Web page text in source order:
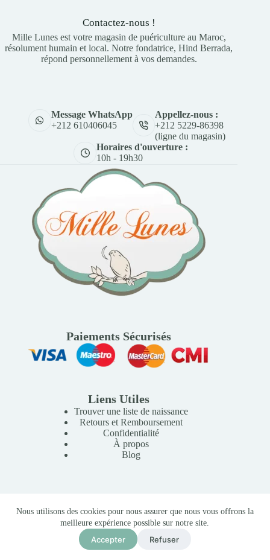
Nous utilisons des cookies pour nous assurer que nous vous offrons la
meilleure expérience possible sur notre site.
Accepter Refuser
Contactez-nous !
Mille Lunes est votre magasin de puériculture au Maroc,
résolument humain et local. Notre fondatrice, Hind Berrada,
répond personnellement à vos demandes.
Message WhatsApp
+212 610406045
Appellez-nous :
+212 5229-86398
(ligne du magasin)
Horaires d'ouverture :
10h - 19h30
Paiements Sécurisés
Liens Utiles
Trouver une liste de naissance
Retours et Remboursement
Confidentialité
À propos
Blog
Copyright © 2026 Mille Lunes - Création du site :
Baptiste
-Conditions Générales de Vente
Tapis SWEET POLKA
MAD
Ajouter au panier